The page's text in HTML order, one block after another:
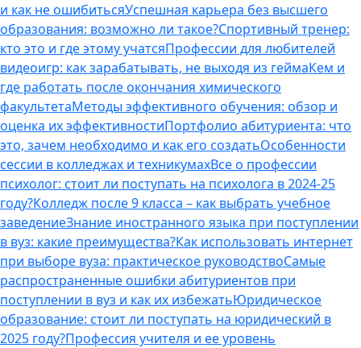
и как не ошибитьсяУспешная карьера без высшего
образования: возможно ли такое?Спортивный тренер:
кто это и где этому учатсяПрофессии для любителей
видеоигр: как зарабатывать, не выходя из геймаКем и
где работать после окончания химического
факультетаМетоды эффективного обучения: обзор и
оценка их эффективностиПортфолио абитуриента: что
это, зачем необходимо и как его создатьОсобенности
сессии в колледжах и техникумахВсе о профессии
психолог: стоит ли поступать на психолога в 2024-25
году?Колледж после 9 класса – как выбрать учебное
заведениеЗнание иностранного языка при поступлении
в вуз: какие преимущества?Как использовать интернет
при выборе вуза: практическое руководствоСамые
распространенные ошибки абитуриентов при
поступлении в вуз и как их избежатьЮридическое
образование: стоит ли поступать на юридический в
2025 году?Профессия учителя и ее уровень